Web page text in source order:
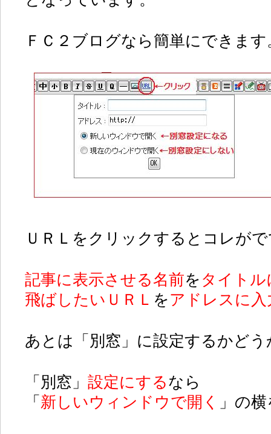
ＦＣ２ブログなら簡単にできます
ＵＲＬをクリックするとコレが
記事に表示させる名前を タイトル
飛ばしたいＵＲＬ をアドレスに入
あとは「別窓」に設定するかど
「別窓」 設定にするなら
「 新しいウィンドウで開く 」の